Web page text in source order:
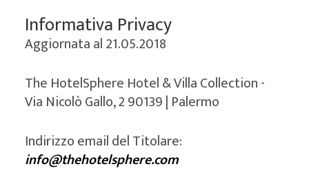
Principe di
Informativa Privacy
Aggiornata al 21.05.2018
The HotelSphere Hotel & Villa Collection -
Via Nicolò Gallo, 2 90139 | Palermo
Indirizzo email del Titolare:
info@thehotelsphere.com